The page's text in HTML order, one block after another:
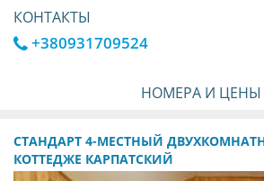
КОНТАКТЫ
+380931709524
НОМЕРА И ЦЕНЫ
СТАНДАРТ 4-МЕСТНЫЙ
КОТТЕДЖЕ КАРПАТСКИЙ